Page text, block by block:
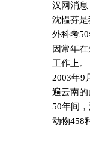
汉网消
沈韫芬是
外科考50
因常年
工作上。
2003年9
遍云南的
50年间
动物458